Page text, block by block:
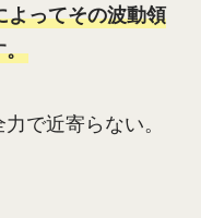
よってその波動領
。
で近寄らない。